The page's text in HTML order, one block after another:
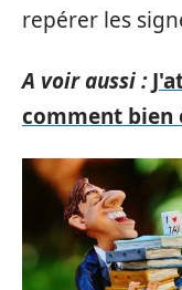
repérer les
A voir aussi :
comment bien